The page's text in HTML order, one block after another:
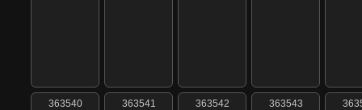
363540 363541 363542 363543